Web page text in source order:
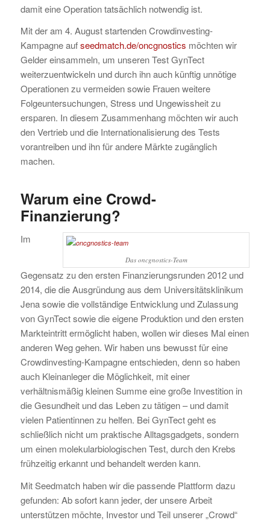
damit eine Operation tatsächlich notwendig ist.
Mit der am 4. August startenden Crowdinvesting-
Kampagne aufseedmatch.de/oncgnostics möchten wir
Gelder einsammeln, um unseren Test GynTect
weiterzuentwickeln und durch ihn auch künftig unnötige
Operationen zu vermeiden sowie Frauen weitere
Folgeuntersuchungen, Stress und Ungewissheit zu
ersparen. In diesem Zusammenhang möchten wir auch
den Vertrieb und die Internationalisierung des Tests
vorantreiben und ihn für andere Märkte zugänglich
machen.
Warum eine Crowd-
Finanzierung?
Das oncgnostics-Team
Im
Gegensatz zu den ersten Finanzierungsrunden 2012 und
2014, die die Ausgründung aus dem Universitätsklinikum
Jena sowie die vollständige Entwicklung und Zulassung
von GynTect sowie die eigene Produktion und den ersten
Markteintritt ermöglicht haben, wollen wir dieses Mal einen
anderen Weg gehen. Wir haben uns bewusst für eine
Crowdinvesting-Kampagne entschieden, denn so haben
auch Kleinanleger die Möglichkeit, mit einer
verhältnismäßig kleinen Summe eine große Investition in
die Gesundheit und das Leben zu tätigen – und damit
vielen Patientinnen zu helfen. Bei GynTect geht es
schließlich nicht um praktische Alltagsgadgets, sondern
um einen molekularbiologischen Test, durch den Krebs
frühzeitig erkannt und behandelt werden kann.
Mit Seedmatch haben wir die passende Plattform dazu
gefunden: Ab sofort kann jeder, der unsere Arbeit
unterstützen möchte, Investor und Teil unserer „Crowd“